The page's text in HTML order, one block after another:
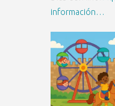
información…